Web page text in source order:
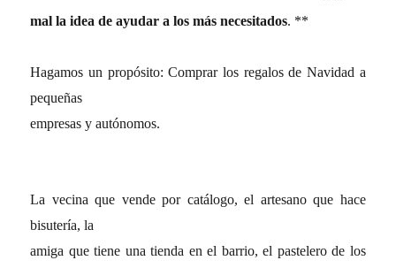
mal la idea de ayudar a los más necesitados. **
Hagamos un propósito: Comprar los regalos de Navidad a
pequeñas
empresas y autónomos.
La vecina que vende por catálogo, el artesano que hace
bisutería, la
amiga que tiene una tienda en el barrio, el pastelero de los